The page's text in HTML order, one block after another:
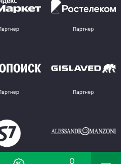
Партнер
Партнер